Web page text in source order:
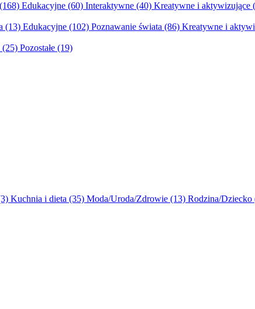
(168) Edukacyjne (60) Interaktywne (40) Kreatywne i aktywizujące
(13) Edukacyjne (102) Poznawanie świata (86) Kreatywne i
(25) Pozostałe (19)
Kuchnia i dieta (35) Moda/Uroda/Zdrowie (13) Rodzina/Dziecko